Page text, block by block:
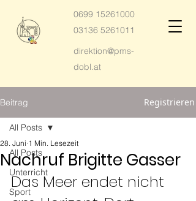
0699 15261000
03136 5261011
direktion@pms-
dobl.at
Beitrag Registrieren
All Posts
Unterricht
Sport
All Posts
Nachruf Brigitte Gasser
28. Juni 1 Min. Lesezeit
Das Meer endet nicht